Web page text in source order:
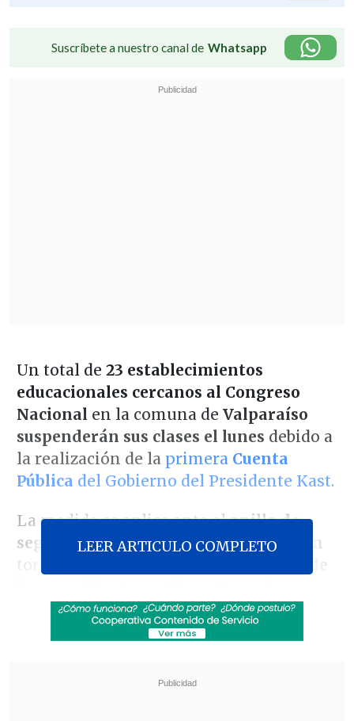
Suscríbete a nuestro canal de Whatsapp
Un total de 23 establecimientos
educacionales cercanos al Congreso
Nacional en la comuna de Valparaíso
suspenderán sus clases el lunes debido a
la realización de la primera Cuenta
Pública del Gobierno del Presidente Kast.
La medida se aplica ante elanillo de
seguridad que formará Carabineros
en
torno al Parlamento, que abarcará
desde
desde laAvenida Brasila lacalle
Independencia.
LEER ARTICULO COMPLETO